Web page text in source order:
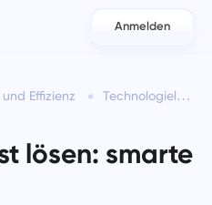
Anmelden
und Effizienz Technologielast lösen: smarte Ansätze
lösen: smarte
inspirierende Funktionen